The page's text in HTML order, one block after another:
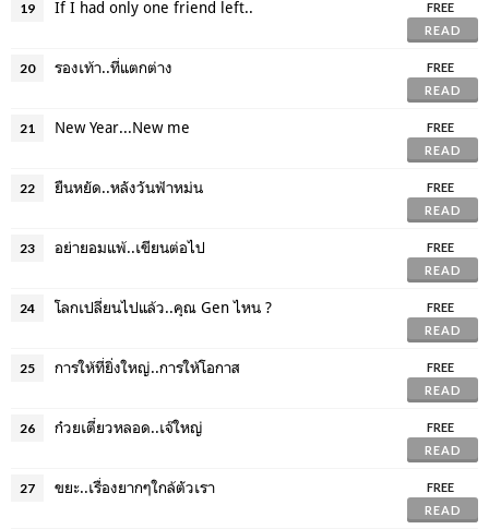
19 If I had only one friend left..
FREE
READ
20 รองเท้า..ที่แตกต่าง
FREE
READ
21 New Year...New me
FREE
READ
22 ยืนหยัด..หลังวันฟ้าหม่น
FREE
READ
23 อย่ายอมแพ้..เขียนต่อไป
FREE
READ
24 โลกเปลี่ยนไปแล้ว..คุณ Gen ไหน ?
FREE
READ
25 การให้ที่ยิ่งใหญ่..การให้โอกาส
FREE
READ
26 ก๋วยเตี๋ยวหลอด..เจ๊ใหญ่
FREE
READ
27 ขยะ..เรื่องยากๆใกล้ตัวเรา
FREE
READ